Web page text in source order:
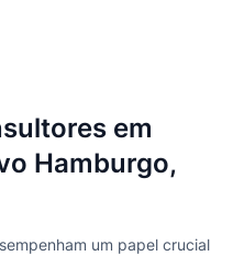
em
Hamburgo,
um papel crucial